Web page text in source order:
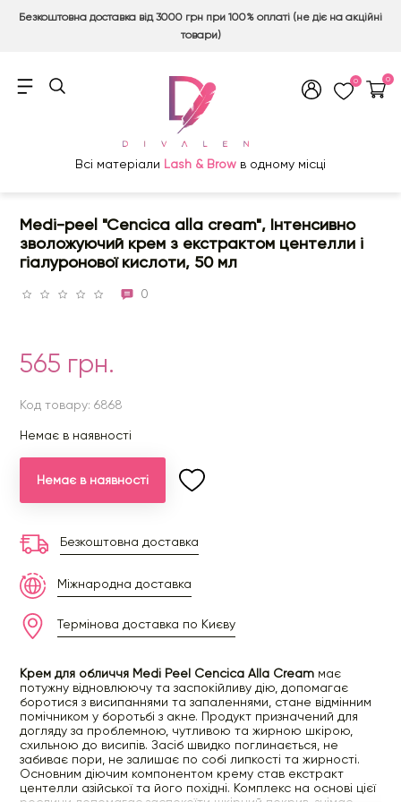
Безкоштовна доставка від 3000 грн при 100% оплаті (не діє на акційні
товари)
0 0
Всі матеріали Lash & Brow в одному місці
Medi-peel "Cencica alla cream", Інтенсивно
зволожуючий крем з екстрактом центелли і
гіалуронової кислоти, 50 мл
0
565 грн.
Код товару: 6868
Немає в наявності
Немає в наявності
Безкоштовна доставка
Міжнародна доставка
Термінова доставка по Києву
Крем для обличчя Medi Peel Cencica Alla Cream має
потужну відновлюючу та заспокійливу дію, допомагає
боротися з висипаннями та запаленнями, стане відмінним
помічником у боротьбі з акне. Продукт призначений для
догляду за проблемною, чутливою та жирною шкірою,
схильною до висипів. Засіб швидко поглинається, не
забиває пори, не залишає по собі липкості та жирності.
Основним діючим компонентом крему став екстракт
центелли азійської та його похідні. Комплекс на основі цієї